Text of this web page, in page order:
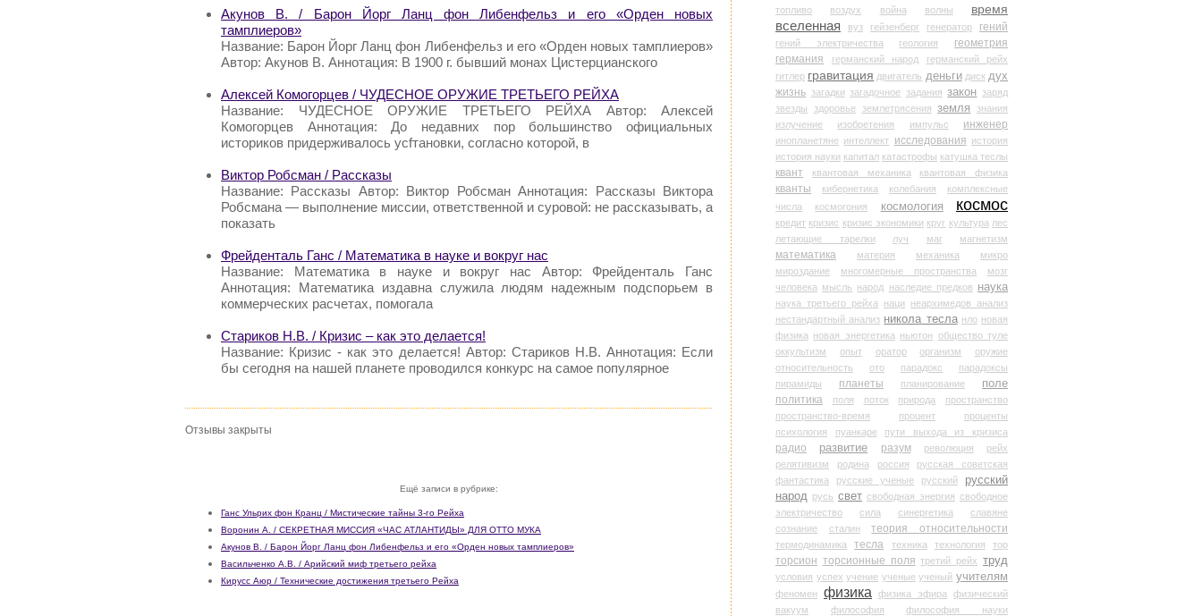
Акунов В. / Барон Йорг Ланц фон Либенфельз и его «Орден новых
тамплиеров»
Название: Барон Йорг Ланц фон Либенфельз и его «Орден новых тамплиеров»
Автор: Акунов В. Аннотация: В 1900 г. бывший монах Цистерцианского
Алексей Комогорцев / ЧУДЕСНОЕ ОРУЖИЕ ТРЕТЬЕГО РЕЙХА
Название: ЧУДЕСНОЕ ОРУЖИЕ ТРЕТЬЕГО РЕЙХА Автор: Алексей
Комогорцев Аннотация: До недавних пор большинство официальных
историков придерживалось усfтановки, согласно которой, в
Виктор Робсман / Рассказы
Название: Рассказы Автор: Виктор Робсман Аннотация: Рассказы Виктора
Робсмана — выполнение миссии, ответственной и суровой: не рассказывать, а
показать
Фрейденталь Ганс / Математика в науке и вокруг нас
Название: Математика в науке и вокруг нас Автор: Фрейденталь Ганс
Аннотация: Математика издавна служила людям надежным подспорьем в
коммерческих расчетах, помогала
Стариков Н.В. / Кризис – как это делается!
Название: Кризис - как это делается! Автор: Стариков Н.В. Аннотация: Если
бы сегодня на нашей планете проводился конкурс на самое популярное
Отзывы закрыты
Ещё записи в рубрике:
Ганс Ульрих фон Кранц / Мистические тайны 3-го Рейха
Воронин А. / СЕКРЕТНАЯ МИССИЯ «ЧАС АТЛАНТИДЫ» ДЛЯ ОТТО МУКА
Акунов В. / Барон Йорг Ланц фон Либенфельз и его «Орден новых тамплиеров»
Васильченко А.В. / Арийский миф третьего рейха
Кирусс Аюр / Технические достижения третьего Рейха
топливо
воздух война волны
время
вселенная
вуз гейзенберг генератор гений
гений электричества геология
геометрия
германия
германский народ
германский рейх
гитлер гравитация двигатель деньги диск дух
жизнь загадки загадочное задания закон заряд
звезды
здоровье землетрясения земля
знания
излучение
изобретения импульс инженер
инопланетяне интеллект исследования история
история науки капитал катастрофы катушка теслы
квант квантовая механика квантовая физика
кванты кибернетика колебания
комплексные
числа
космогония космология космос
кредит кризис кризис экономики круг культура лес
летающие тарелки
луч маг магнетизм
математика материя механика
микро
мироздание
многомерные пространства
мозг
человека мысль народ наследие предков наука
наука третьего рейха наци
неархимедов анализ
нестандартный анализ никола тесла нло новая
физика новая энергетика ньютон общество туле
оккультизм
опыт оратор организм
оружие
относительность
ото парадокс
парадоксы
пирамиды
планеты планирование
поле
политика
поля поток природа
пространство
пространство-время
процент
проценты
психология
пуанкаре пути выхода из кризиса
радио развитие разум революция
рейх
релятивизм
родина россия
русская советская
фантастика
русские ученые русский
русский
народ русь свет свободная энергия свободное
электричество
сила синергетика
славяне
сознание
сталин теория относительности
термодинамика тесла техника технология тор
торсион торсионные поля третий рейх труд
условия успех учение ученые ученый учителям
феномен физика физика эфира
физический
вакуум
философия философия науки